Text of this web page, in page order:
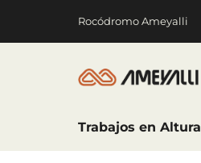
Rocódromo Ameyalli
Trabajos en Altura